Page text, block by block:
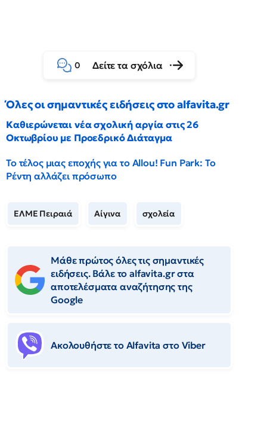
0 Δείτε τα σχόλια
Όλες οι σημαντικές ειδήσεις στο alfavita.gr
Καθιερώνεται νέα σχολική αργία στις 26
Οκτωβρίου με Προεδρικό Διάταγμα
Το τέλος μιας εποχής για το Allou! Fun Park: Το
Ρέντη αλλάζει πρόσωπο
ΕΛΜΕ Πειραιά Αίγινα σχολεία
Μάθε πρώτος όλες τις σημαντικές
ειδήσεις. Βάλε το alfavita.gr στα
αποτελέσματα αναζήτησης της
Google
Ακολουθήστε το Αlfavita στο Viber